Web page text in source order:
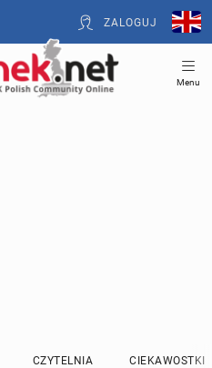
ZALOGUJ
Menu
CZYTELNIA CIEKAWOSTKI